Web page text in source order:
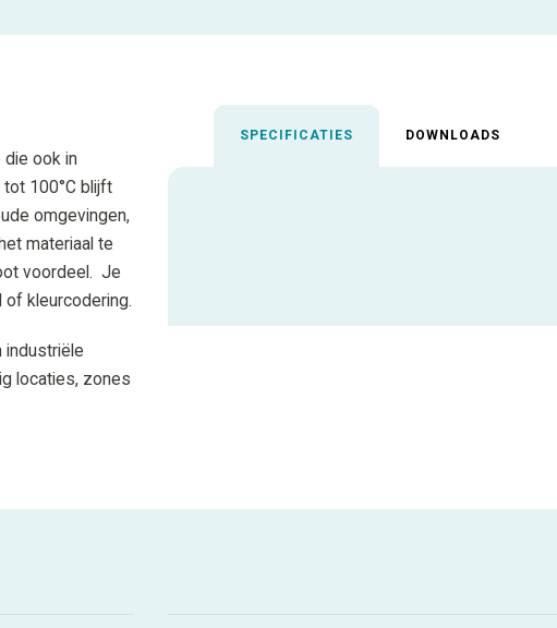
ook in
100°C blijft
omgevingen,
materiaal te
voordeel. Je
kleurcodering.
industriële
locaties, zones
SPECIFICATIES DOWNLOADS